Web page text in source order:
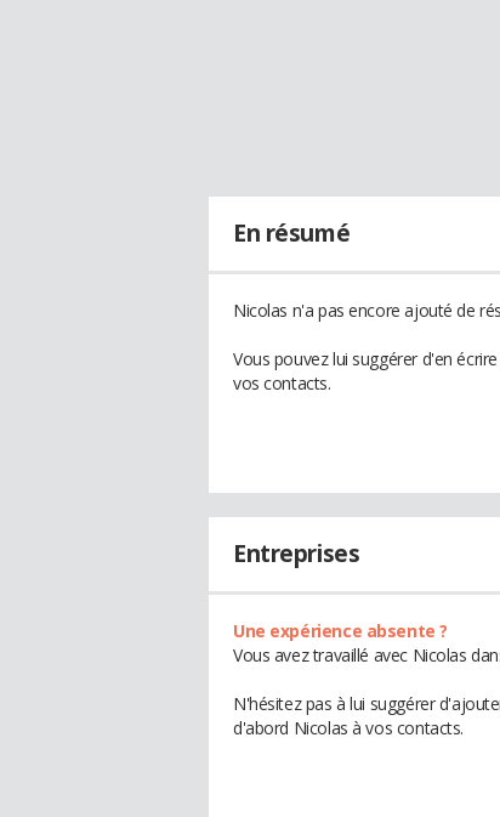
En résumé
Nicolas n'a pas encore ajouté de
Vous pouvez lui suggérer d'en
vos contacts.
Entreprises
Une expérience absente ?
Vous avez travaillé avec Nicolas
N'hésitez pas à lui suggérer
d'abord Nicolas à vos contacts.